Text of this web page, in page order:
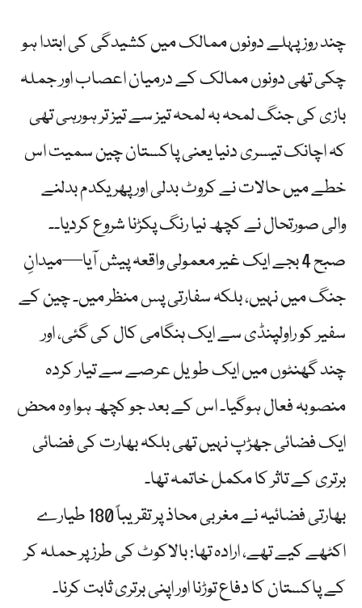
چند روز پہلے دونوں ممالک میں کشیدگی کی ابتدا ہو
چکی تھی دونوں ممالک کے درمیان اعصاب اور جملہ
بازی کی جنگ لمحہ بہ لمحہ تیز سے تیز تر ہورہی تھی
کہ اچانک تیسری دنیا یعنی پاکستان چین سمیت اس
خطے میں حالات نے کروٹ بدلی اور پھر یکدم بدلنے
والی صورتحال نے کچھ نیا رنگ پکڑنا شروع کردیا۔۔
صبح 4 بجے ایک غیر معمولی واقعہ پیش آیا—میدانِ
جنگ میں نہیں، بلکہ سفارتی پس منظر میں۔ چین کے
سفیر کو راولپنڈی سے ایک ہنگامی کال کی گئی، اور
چند گھنٹوں میں ایک طویل عرصے سے تیار کردہ
منصوبہ فعال ہوگیا۔ اس کے بعد جو کچھ ہوا وہ محض
ایک فضائی جھڑپ نہیں تھی بلکہ بھارت کی فضائی
برتری کے تاثر کا مکمل خاتمہ تھا۔
بھارتی فضائیہ نے مغربی محاذ پر تقریباً 180 طیارے
اکٹھے کیے تھے، ارادہ تھا: بالاکوٹ کی طرز پر حملہ کر
کے پاکستان کا دفاع توڑنا اور اپنی برتری ثابت کرنا۔